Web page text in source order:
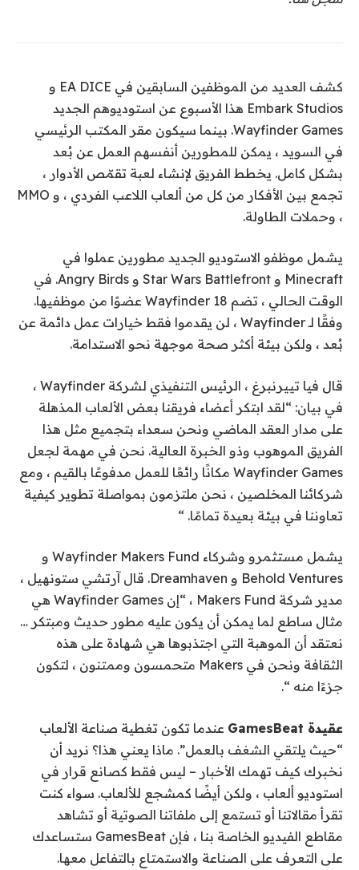
كشف العديد من الموظفين السابقين في EA DICE و
Embark Studios هذا الأسبوع عن استوديوهم الجديد
Wayfinder Games. بينما سيكون مقر المكتب الرئيسي
في السويد ، يمكن للمطورين أنفسهم العمل عن بُعد
بشكل كامل. يخطط الفريق لإنشاء لعبة تقمّص الأدوار ،
تجمع بين الأفكار من كل من ألعاب اللاعب الفردي ، و MMO
، وحملات الطاولة.
يشمل موظفو الاستوديو الجديد مطورين عملوا في
Minecraft و Star Wars Battlefront و Angry Birds. في
الوقت الحالي ، تضم Wayfinder 18 عضوًا من موظفيها.
وفقًا لـ Wayfinder ، لن يقدموا فقط خيارات عمل دائمة عن
بُعد ، ولكن بيئة أكثر صحة موجهة نحو الاستدامة.
قال فيا تييرنبرغ ، الرئيس التنفيذي لشركة Wayfinder ،
في بيان: “لقد ابتكر أعضاء فريقنا بعض الألعاب المذهلة
على مدار العقد الماضي ونحن سعداء بتجميع مثل هذا
الفريق الموهوب وذو الخبرة العالية. نحن في مهمة لجعل
Wayfinder Games مكانًا رائعًا للعمل مدفوعًا بالقيم ، ومع
شركائنا المخلصين ، نحن ملتزمون بمواصلة تطوير كيفية
تعاوننا في بيئة بعيدة تمامًا. “
يشمل مستثمرو وشركاء Wayfinder Makers Fund و
Behold Ventures و Dreamhaven. قال آرتشي ستونهيل ،
مدير شركة Makers Fund ، “إن Wayfinder Games هي
مثال ساطع لما يمكن أن يكون عليه مطور حديث ومبتكر …
نعتقد أن الموهبة التي اجتذبوها هي شهادة على هذه
الثقافة ونحن في Makers متحمسون وممتنون ، لتكون
جزءًا منه “.
عقيدة GamesBeat
عندما تكون تغطية صناعة الألعاب
“حيث يلتقي الشغف بالعمل”. ماذا يعني هذا؟ نريد أن
نخبرك كيف تهمك الأخبار – ليس فقط كصانع قرار في
استوديو ألعاب ، ولكن أيضًا كمشجع للألعاب. سواء كنت
تقرأ مقالاتنا أو تستمع إلى ملفاتنا الصوتية أو تشاهد
مقاطع الفيديو الخاصة بنا ، فإن GamesBeat ستساعدك
على التعرف على الصناعة والاستمتاع بالتفاعل معها.